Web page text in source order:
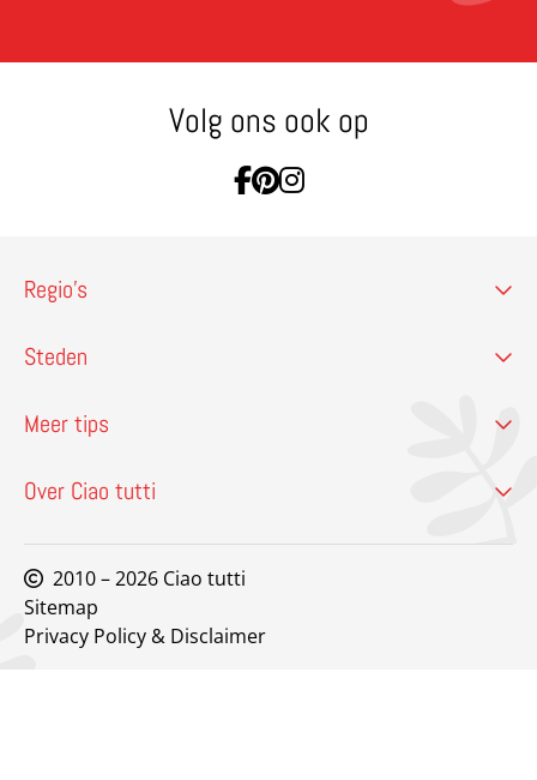
Volg ons ook op
Ga naar Facebook
Ga naar Pinterest
Ga naar Instagram
Regio’s
Steden
Meer tips
Over Ciao tutti
2010 – 2026 Ciao tutti
Sitemap
Privacy Policy & Disclaimer